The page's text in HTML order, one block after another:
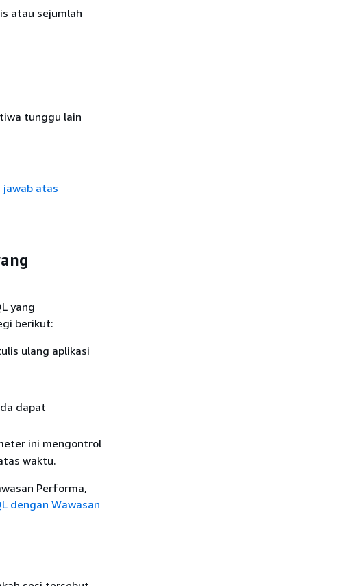
atau sejumlah
tunggu lain
jawab atas
yang
berikut:
ulang aplikasi
dapat
ini mengontrol
waktu.
Performa,
dengan Wawasan